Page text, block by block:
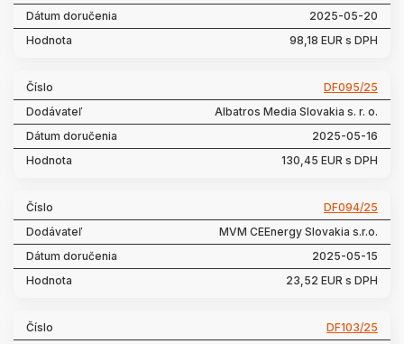
2025-05-20
98,18 EUR s DPH
DF095/25
Albatros Media Slovakia s. r. o.
2025-05-16
130,45 EUR s DPH
DF094/25
MVM CEEnergy Slovakia s.r.o.
2025-05-15
23,52 EUR s DPH
DF103/25